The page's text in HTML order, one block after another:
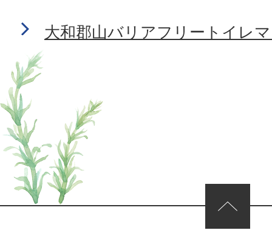
大和郡山バリアフリートイレ
ページの先頭へ